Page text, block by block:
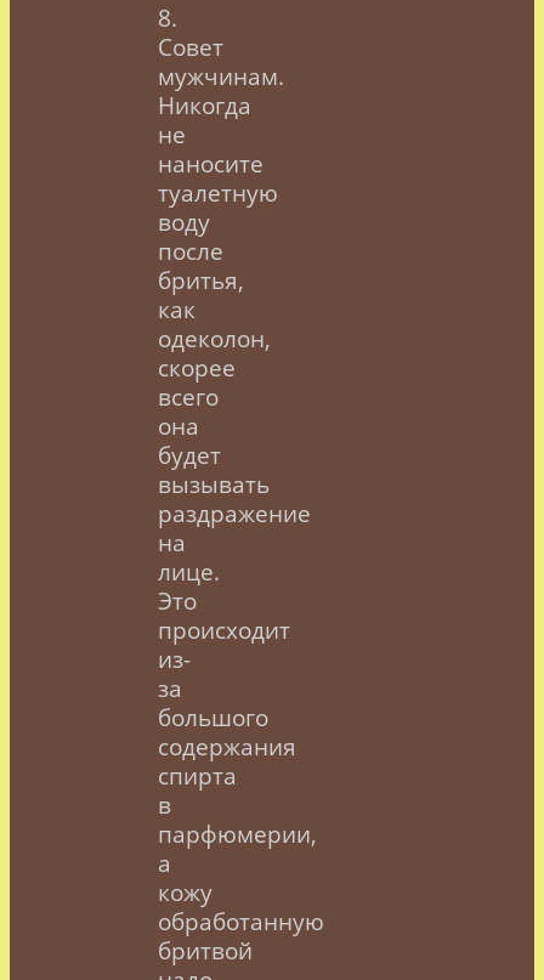
8.
Совет
мужчинам.
Никогда
не
наносите
туалетную
воду
после
бритья,
как
одеколон,
скорее
всего
она
будет
вызывать
раздражение
на
лице.
Это
происходит
из-
за
большого
содержания
спирта
в
парфюмерии,
а
кожу
обработанную
бритвой